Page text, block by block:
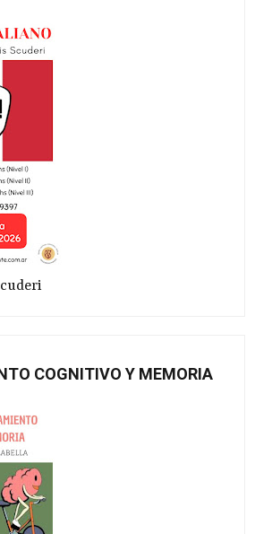
COGNITIVO Y MEMORIA